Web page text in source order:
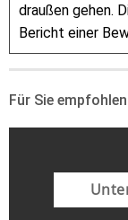
draußen gehen.
Bericht einer
Für Sie